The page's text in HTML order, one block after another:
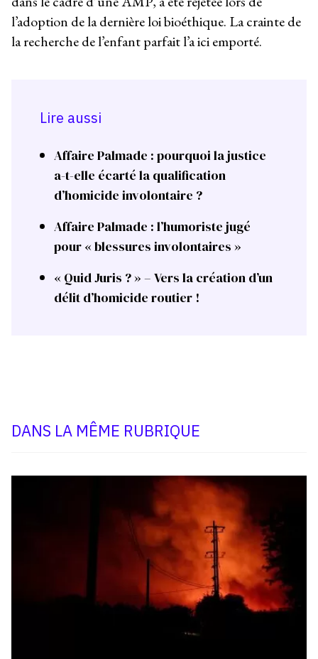
l’adoption de la dernière loi bioéthique. La crainte de
la recherche de l’enfant parfait l’a ici emporté.
Lire aussi
Affaire Palmade : pourquoi la justice
a-t-elle écarté la qualification
d’homicide involontaire ?
Affaire Palmade : l’humoriste jugé
pour « blessures involontaires »
« Quid Juris ? » – Vers la création d’un
délit d’homicide routier !
DANS LA MÊME RUBRIQUE